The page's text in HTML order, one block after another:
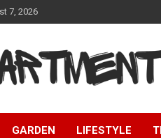
7, 2026
GARDEN LIFESTYLE